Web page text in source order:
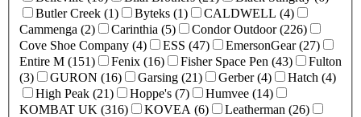
Butler Creek (1)
Byteks (1)
CALDWELL (4)
Cammenga (2)
Carinthia (5)
Condor Outdoor (226)
Cove Shoe Company (4)
ESS (47)
EmersonGear (27)
Entire M (151)
Fenix (16) Fisher Space Pen (43)
Fulton
(3)
GURON (16) Garsing (21) Gerber (4)
Hatch (4)
High Peak (21)
Hoppe's (7)
Humvee (14)
KOMBAT UK (316)
KOVEA (6)
Leatherman (26)